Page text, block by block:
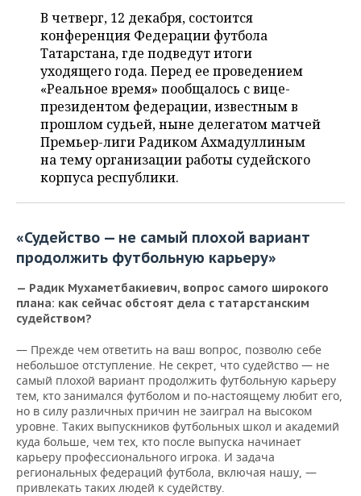
ВОЛЕЙБОЛ
КИБЕРСПОРТ
ФИГУРНОЕ КАТАНИЕ
ВОДНЫЕ ВИДЫ СПОРТА
ИСТОРИЯ
КУЛЬТУРА
МЕДИЦИНА
ОБРАЗОВАНИЕ
СПРАВОЧНИК
СПИСОК ПЕРСОН
СПИСОК КОМПАНИЙ
ПОЛНАЯ ВЕРСИЯ
В четверг, 12 декабря, состоится
конференция Федерации футбола
Татарстана, где подведут итоги
уходящего года. Перед ее проведением
«Реальное время» пообщалось с вице-
президентом федерации, известным в
прошлом судьей, ныне делегатом матчей
Премьер-лиги Радиком Ахмадуллиным
на тему организации работы судейского
корпуса республики.
«Судейство — не самый плохой вариант
продолжить футбольную карьеру»
— Радик Мухаметбакиевич, вопрос самого широкого
плана: как сейчас обстоят дела с татарстанским
судейством?
— Прежде чем ответить на ваш вопрос, позволю себе
небольшое отступление. Не секрет, что судейство — не
самый плохой вариант продолжить футбольную карьеру
тем, кто занимался футболом и по-настоящему любит его,
но в силу различных причин не заиграл на высоком
уровне. Таких выпускников футбольных школ и академий
куда больше, чем тех, кто после выпуска начинает
карьеру профессионального игрока. И задача
региональных федераций футбола, включая нашу, —
привлекать таких людей к судейству.